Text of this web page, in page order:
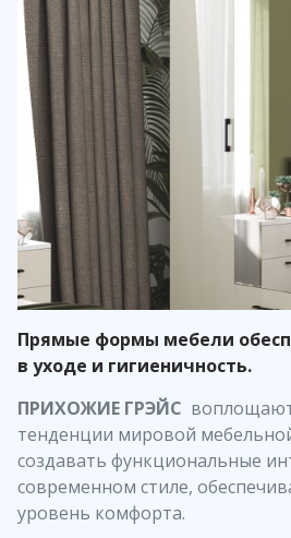
Прямые формы мебели
в уходе и гигиеничность.
ПРИХОЖИЕ ГРЭЙС
тенденции мировой
создавать функциональные
современном стиле,
уровень комфорта.